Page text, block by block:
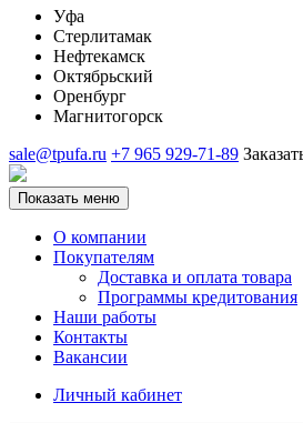
Уфа
Стерлитамак
Нефтекамск
Октябрьский
Оренбург
Магнитогорск
sale@tpufa.ru +7 965 929-71-89
Показать меню
О компании
Покупателям
Доставка и оплата товара
Программы кредитования
Наши работы
Контакты
Вакансии
Личный кабинет